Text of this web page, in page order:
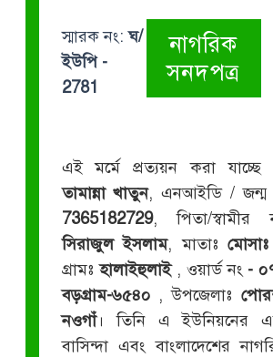
স্মারক নং:ঘ/
ইউপি -
2781
নাগরিক
সনদপত্র
এই মর্মে প্রত্যয়ন করা
তামান্না খাতুন, এনআইডি / জন্ম
7365182729, পিতা/
সিরাজুল ইসলাম, মাতাঃ
গ্রামঃহালাইহুলাই , ওয়ার্ড নং -
বড়গ্রাম-৬৫৪০ , উপজেলাঃ
নওগাঁ। তিনি এ ইউনিয়নের
বাসিন্দা এবং বাংলাদেশের